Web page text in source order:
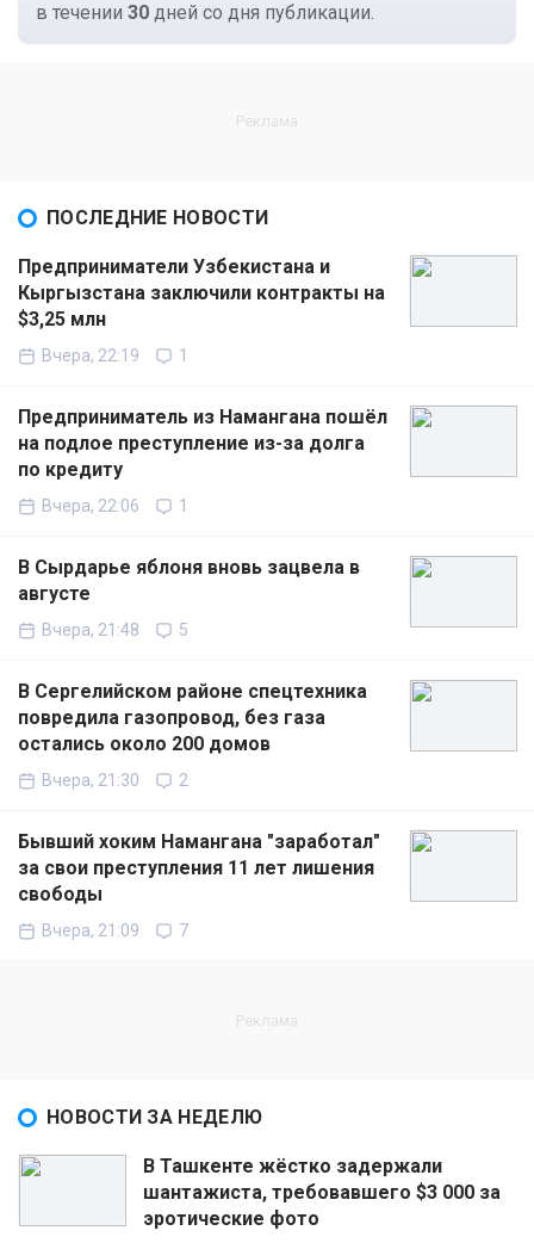
в течении 30 дней со дня публикации.
ПОСЛЕДНИЕ НОВОСТИ
Предприниматели Узбекистана и
Кыргызстана заключили контракты на
$3,25 млн
Вчера, 22:19 1
Предприниматель из Намангана пошёл
на подлое преступление из-за долга
по кредиту
Вчера, 22:06 1
В Сырдарье яблоня вновь зацвела в
августе
Вчера, 21:48 5
В Сергелийском районе спецтехника
повредила газопровод, без газа
остались около 200 домов
Вчера, 21:30 2
Бывший хоким Намангана "заработал"
за свои преступления 11 лет лишения
свободы
Вчера, 21:09 7
НОВОСТИ ЗА НЕДЕЛЮ
В Ташкенте жёстко задержали
шантажиста, требовавшего $3 000 за
эротические фото